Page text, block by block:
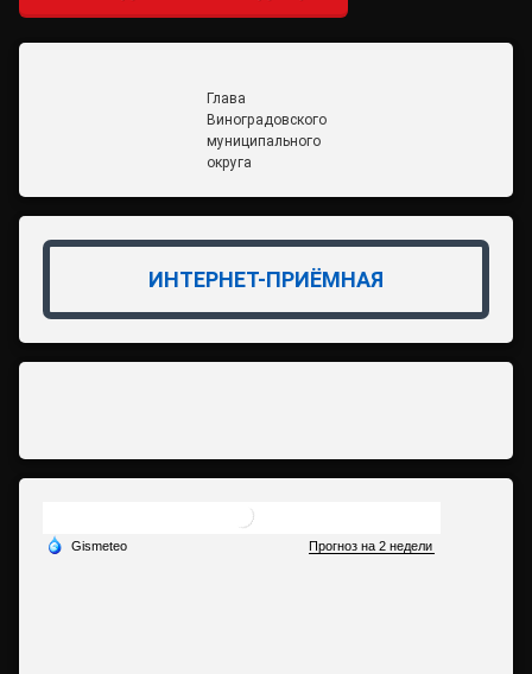
Глава
Виноградовского
муниципального
округа
ИНТЕРНЕТ-ПРИЁМНАЯ